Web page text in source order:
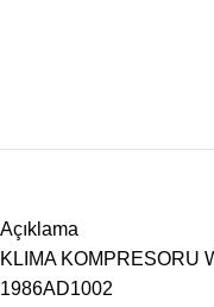
Açıklama
KLIMA KOMPRESORU
1986AD1002